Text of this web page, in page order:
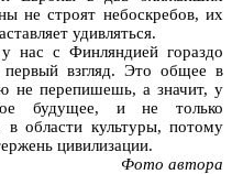
не строят небоскребов, их
удивляться.
с Финляндией гораздо
взгляд. Это общее в
не перепишешь, а значит, у
будущее, и не только
в области культуры, потому
цивилизации.
Фото автора